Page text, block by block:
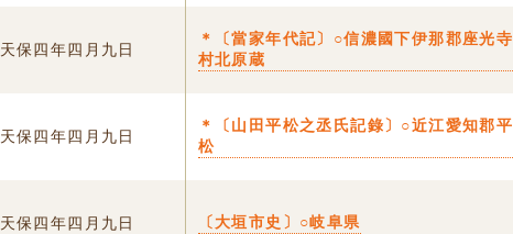
天保四年四月九日
＊〔當家年代記〕○信濃國下伊那郡座光寺
村北原蔵
天保四年四月九日
＊〔山田平松之丞氏記錄〕○近江愛知郡平
松
天保四年四月九日 〔大垣市史〕○岐阜県